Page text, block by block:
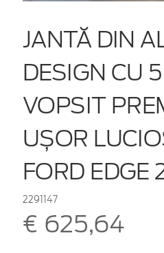
JANTĂ DIN
DESIGN CU
VOPSIT
UȘOR
FORD EDGE
2291147
€ 625,64